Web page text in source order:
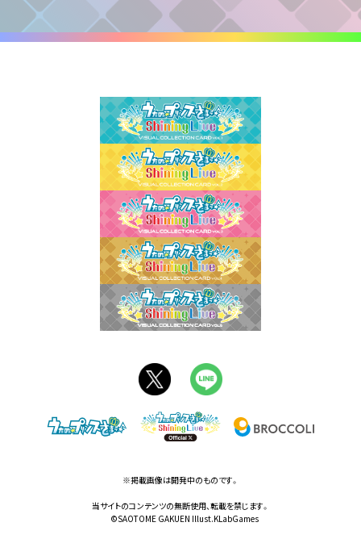
※掲載画像は開発中のものです。
当サイトのコンテンツの無断使用、転載を禁じます。
©SAOTOME GAKUEN Illust.KLabGames